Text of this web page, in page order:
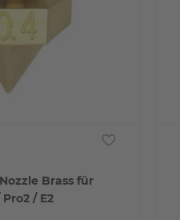
Brass für
/ E2